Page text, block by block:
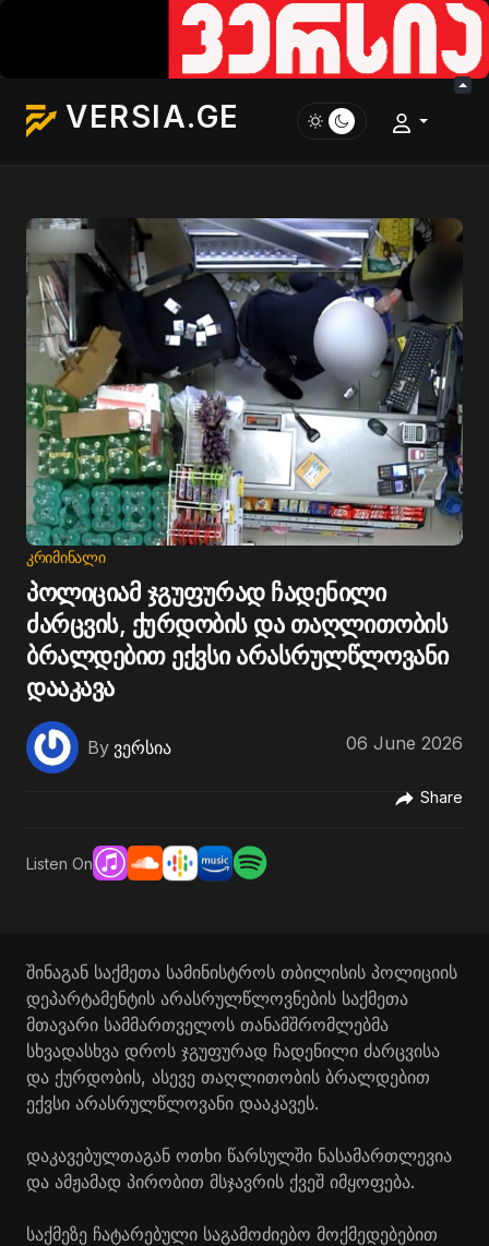
VERSIA.GE
ᲙᲠᲘᲛᲘᲜᲐᲚᲘ
პოლიციამ ჯგუფურად ჩადენილი
ძარცვის, ქურდობის და თაღლითობის
ბრალდებით ექვსი არასრულწლოვანი
დააკავა
By ვერსია 06 June 2026
Share
Listen On
შინაგან საქმეთა სამინისტროს თბილისის პოლიციის
დეპარტამენტის არასრულწლოვნების საქმეთა
მთავარი სამმართველოს თანამშრომლებმა
სხვადასხვა დროს ჯგუფურად ჩადენილი ძარცვისა
და ქურდობის, ასევე თაღლითობის ბრალდებით
ექვსი არასრულწლოვანი დააკავეს.
დაკავებულთაგან ოთხი წარსულში ნასამართლევია
და ამჟამად პირობით მსჯავრის ქვეშ იმყოფება.
საქმეზე ჩატარებული საგამოძიებო მოქმედებებით